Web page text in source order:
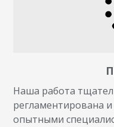
Наша работа
регламентирована
опытными